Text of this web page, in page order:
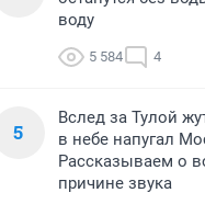
воду
5 584 4
5
Вслед за Тулой
в небе напугал
Рассказываем о
причине звука